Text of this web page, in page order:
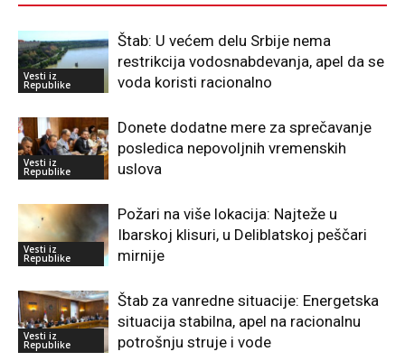
Vesti iz
Republike
Štab: U većem delu Srbije nema
restrikcija vodosnabdevanja, apel da se
voda koristi racionalno
Vesti iz
Republike
Donete dodatne mere za sprečavanje
posledica nepovoljnih vremenskih
uslova
Vesti iz
Republike
Požari na više lokacija: Najteže u
Ibarskoj klisuri, u Deliblatskoj peščari
mirnije
Vesti iz
Republike
Štab za vanredne situacije: Energetska
situacija stabilna, apel na racionalnu
potrošnju struje i vode